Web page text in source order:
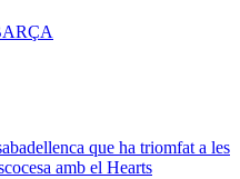
que ha triomfat a les
amb el Hearts